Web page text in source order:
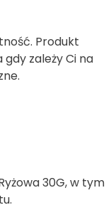
Produkt
zależy Ci na
30G, w tym